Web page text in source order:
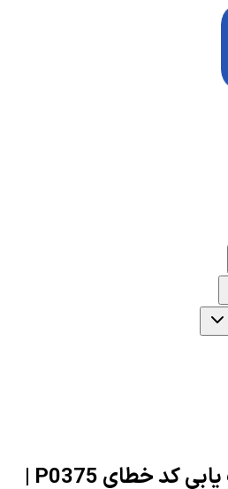
راهنمای جامع عیب یابی کد خطای P0375 |